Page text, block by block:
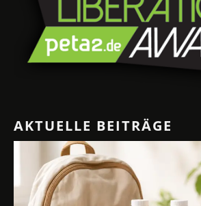
AKTUELLE BEITRÄGE